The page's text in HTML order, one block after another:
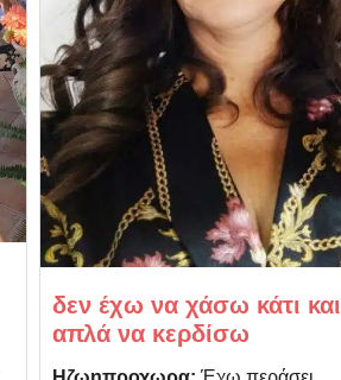
δεν έχω να χάσω κάτι και
απλά να κερδίσω